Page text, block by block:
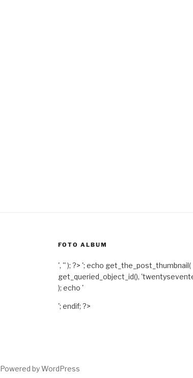
FOTO ALBUM
', '' ); ?> '; echo get_the_post_thumbnail(
get_queried_object_id(),
); echo '
'; endif; ?>
Powered by WordPress